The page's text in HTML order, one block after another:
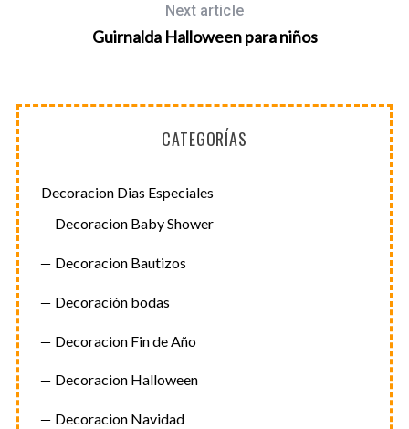
Next article
Guirnalda Halloween para niños
CATEGORÍAS
Decoracion Dias Especiales
Decoracion Baby Shower
Decoracion Bautizos
Decoración bodas
Decoracion Fin de Año
Decoracion Halloween
Decoracion Navidad